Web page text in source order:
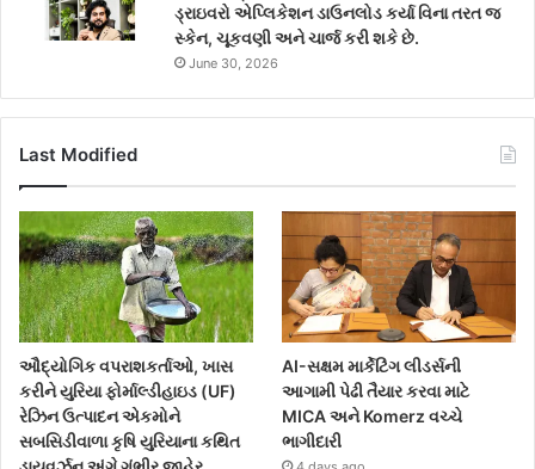
ડ્રાઇવરો એપ્લિકેશન ડાઉનલોડ કર્યા વિના તરત જ
સ્કેન, ચૂકવણી અને ચાર્જ કરી શકે છે.
June 30, 2026
Last Modified
ઔદ્યોગિક વપરાશકર્તાઓ, ખાસ
કરીને યુરિયા ફોર્માલ્ડીહાઇડ (UF)
રેઝિન ઉત્પાદન એકમોને
સબસિડીવાળા કૃષિ યુરિયાના કથિત
AI-સક્ષમ માર્કેટિંગ લીડર્સની
આગામી પેઢી તૈયાર કરવા માટે
MICA અને Komerz વચ્ચે
ભાગીદારી